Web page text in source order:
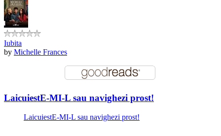
Iubita
by Michelle Frances
LaicuiestE-MI-L sau navighezi prost!
LaicuiestE-MI-L sau navighezi prost!